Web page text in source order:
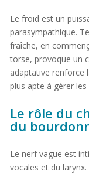
Le froid est un
parasympathique.
fraîche, en
torse, provoque un
adaptative renforce
plus apte à gérer
Le rôle du
du
Le nerf vague est
vocales et du